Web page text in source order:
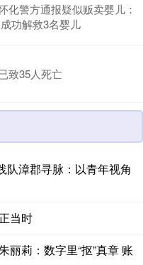
化警方通报疑似贩卖婴儿：
功解救3名婴儿
致35人死亡
队漳郡寻脉：以青年视角
当时
丽莉：数字里“抠”真章 账